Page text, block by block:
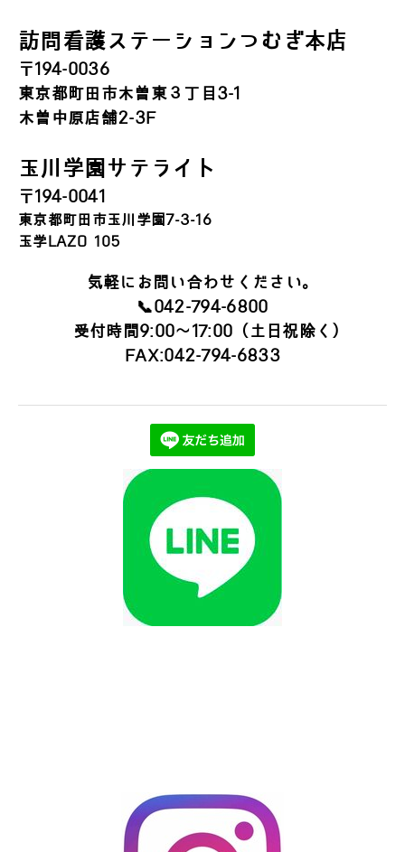
訪問看護ステーションつむぎ本店
〒194-0036
東京都町田市木曽東３丁目3-1
木曽中原店舗2-3F
玉川学園サテライト
〒194-0041
東京都町田市玉川学園7-3-16
玉学LAZO 105
気軽にお問い合わせください。
📞042-794-6800
受付時間9:00～17:00（土日祝除く）
FAX:042-794-6833